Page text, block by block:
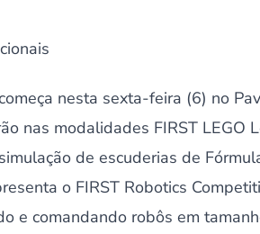
nesta sexta-feira (6) no
nas modalidades FIRST LEGO
de escuderias de
o FIRST Robotics
e comandando robôs em